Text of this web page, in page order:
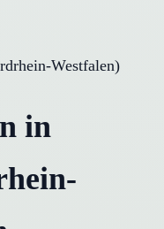
Westfalen)
in